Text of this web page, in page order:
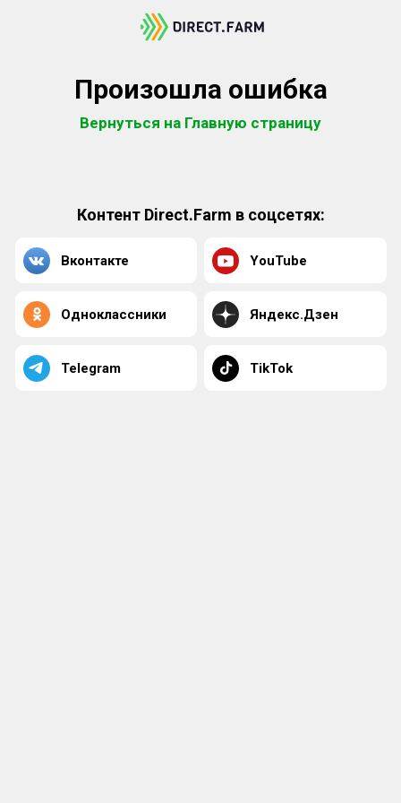
Произошла ошибка
Вернуться на Главную страницу
Контент Direct.Farm в соцсетях:
Вконтакте YouTube
Одноклассники Яндекс.Дзен
Telegram TikTok